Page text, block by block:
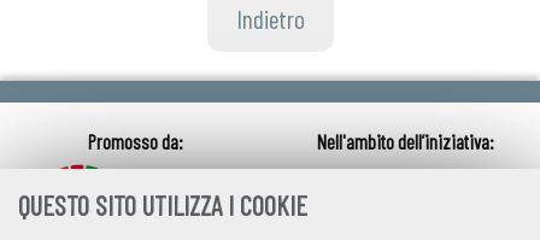
QUESTO SITO UTILIZZA I COOKIE
Indietro